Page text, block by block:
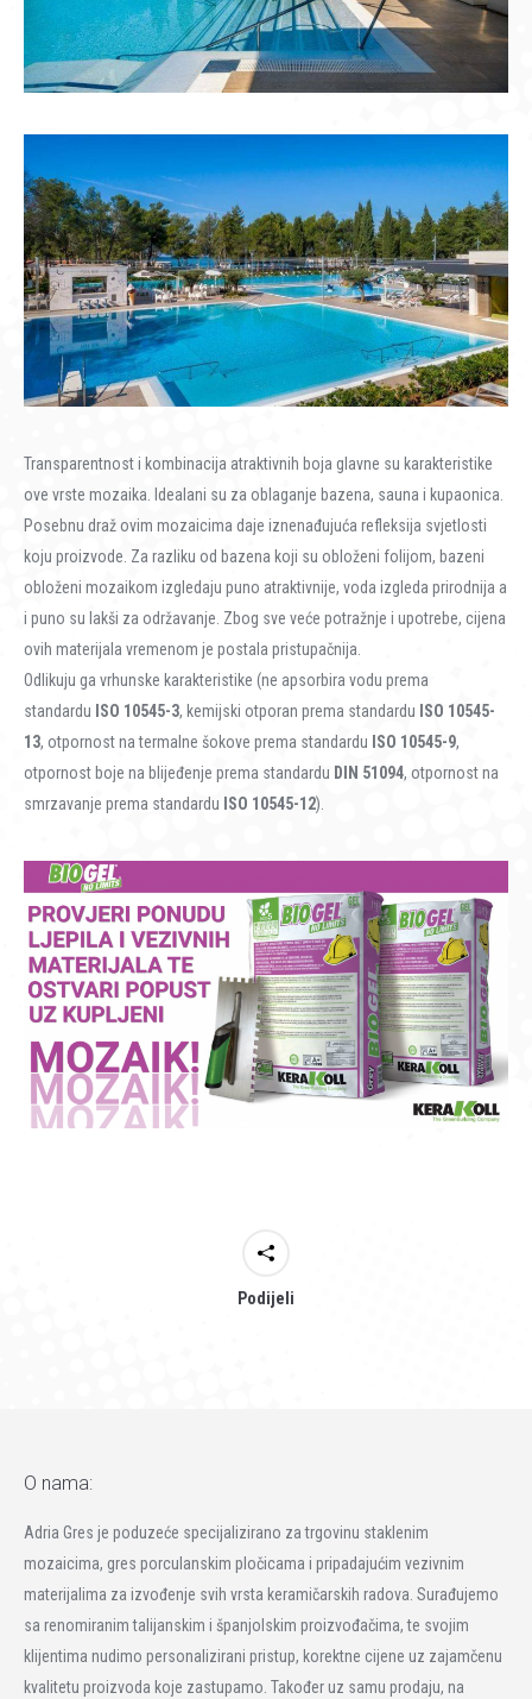
Transparentnost i kombinacija atraktivnih boja glavne su karakteristike
ove vrste mozaika. Idealani su za oblaganje bazena, sauna i kupaonica.
Posebnu draž ovim mozaicima daje iznenađujuća refleksija svjetlosti
koju proizvode. Za razliku od bazena koji su obloženi folijom, bazeni
obloženi mozaikom izgledaju puno atraktivnije, voda izgleda prirodnija a
i puno su lakši za održavanje. Zbog sve veće potražnje i upotrebe, cijena
ovih materijala vremenom je postala pristupačnija.
Odlikuju ga vrhunske karakteristike (ne apsorbira vodu prema
standardu ISO 10545-3, kemijski otporan prema standardu ISO 10545-
13, otpornost na termalne šokove prema standardu ISO 10545-9,
otpornost boje na blijeđenje prema standardu DIN 51094, otpornost na
smrzavanje prema standardu ISO 10545-12).
Podijeli
O nama:
Adria Gres je poduzeće specijalizirano za trgovinu staklenim
mozaicima, gres porculanskim pločicama i pripadajućim vezivnim
materijalima za izvođenje svih vrsta keramičarskih radova. Surađujemo
sa renomiranim talijanskim i španjolskim proizvođačima, te svojim
klijentima nudimo personalizirani pristup, korektne cijene uz zajamčenu
kvalitetu proizvoda koje zastupamo. Također uz samu prodaju, na